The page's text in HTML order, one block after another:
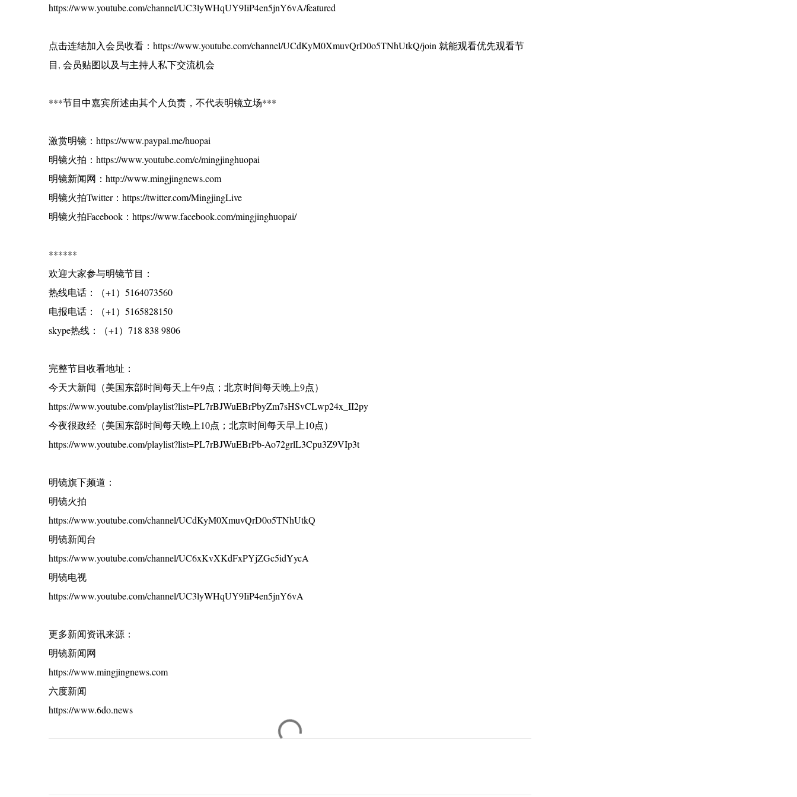
https://www.youtube.com/channel/UC3lyWHqUY9IiP4en5jnY6vA/featured
点击连结加入会员收看：https://www.youtube.com/channel/UCdKyM0XmuvQrD0o5TNhUtkQ/join 就能观看优先观看节
目, 会员贴图以及与主持人私下交流机会
***节目中嘉宾所述由其个人负责，不代表明镜立场***
激赏明镜：https://www.paypal.me/huopai
明镜火拍：https://www.youtube.com/c/mingjinghuopai
明镜新闻网：http://www.mingjingnews.com
明镜火拍Twitter：https://twitter.com/MingjingLive
明镜火拍Facebook：https://www.facebook.com/mingjinghuopai/
******
欢迎大家参与明镜节目：
热线电话：（+1）5164073560
电报电话：（+1）5165828150
skype热线：（+1）718 838 9806
完整节目收看地址：
今天大新闻（美国东部时间每天上午9点；北京时间每天晚上9点）
https://www.youtube.com/playlist?list=PL7rBJWuEBrPbyZm7sHSvCLwp24x_II2py
今夜很政经（美国东部时间每天晚上10点；北京时间每天早上10点）
https://www.youtube.com/playlist?list=PL7rBJWuEBrPb-Ao72grlL3Cpu3Z9VIp3t
明镜旗下频道：
明镜火拍
https://www.youtube.com/channel/UCdKyM0XmuvQrD0o5TNhUtkQ
明镜新闻台
https://www.youtube.com/channel/UC6xKvXKdFxPYjZGc5idYycA
明镜电视
https://www.youtube.com/channel/UC3lyWHqUY9IiP4en5jnY6vA
更多新闻资讯来源：
明镜新闻网
https://www.mingjingnews.com
六度新闻
https://www.6do.news